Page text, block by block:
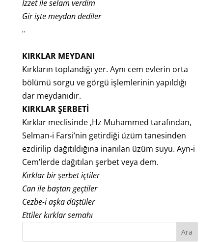
İzzet ile selam verdim
Gir işte meydan dediler
..
KIRKLAR MEYDANI
Kırkların toplandığı yer. Aynı cem evlerin orta
bölümü sorgu ve görgü işlemlerinin yapıldığı
dar meydanıdır.
KIRKLAR ŞERBETİ
Kırklar meclisinde ,Hz Muhammed tarafından,
Selman-i Farsi’nin getirdiği üzüm tanesinden
ezdirilip dağıtıldığına inanılan üzüm suyu. Ayn-i
Cem’lerde dağıtılan şerbet veya dem.
Kırklar bir şerbet içtiler
Can ile baştan geçtiler
Cezbe-i aşka düştüler
Ettiler kırklar semahı